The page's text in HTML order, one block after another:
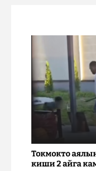
Токмокто
киши 2 айга